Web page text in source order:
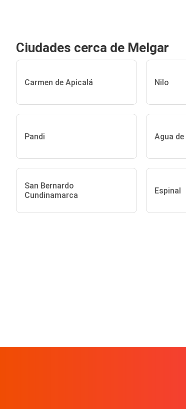
Ciudades cerca de Melgar
Carmen de Apicalá Nilo
Pandi Agua de
San Bernardo
Cundinamarca
Espinal